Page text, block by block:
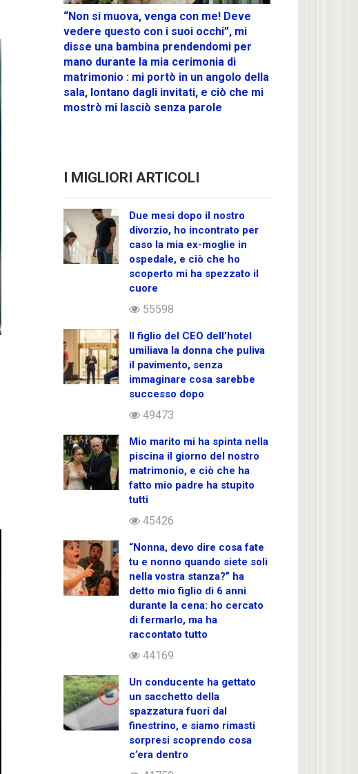
“Non si muova, venga con me! Deve
vedere questo con i suoi occhi”, mi
disse una bambina prendendomi per
mano durante la mia cerimonia di
matrimonio : mi portò in un angolo della
sala, lontano dagli invitati, e ciò che mi
mostrò mi lasciò senza parole
I MIGLIORI ARTICOLI
Due mesi dopo il nostro
divorzio, ho incontrato per
caso la mia ex-moglie in
ospedale, e ciò che ho
scoperto mi ha spezzato il
cuore
55598
Il figlio del CEO dell’hotel
umiliava la donna che puliva
il pavimento, senza
immaginare cosa sarebbe
successo dopo
49473
Mio marito mi ha spinta nella
piscina il giorno del nostro
matrimonio, e ciò che ha
fatto mio padre ha stupito
tutti
45426
“Nonna, devo dire cosa fate
tu e nonno quando siete soli
nella vostra stanza?” ha
detto mio figlio di 6 anni
durante la cena: ho cercato
di fermarlo, ma ha
raccontato tutto
44169
Un conducente ha gettato
un sacchetto della
spazzatura fuori dal
finestrino, e siamo rimasti
sorpresi scoprendo cosa
c’era dentro